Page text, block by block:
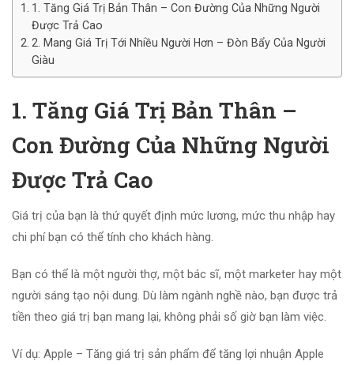
1. Tăng Giá Trị Bản Thân – Con Đường Của Những Người
Được Trả Cao
2. Mang Giá Trị Tới Nhiều Người Hơn – Đòn Bẩy Của Người
Giàu
1. Tăng Giá Trị Bản Thân –
Con Đường Của Những Người
Được Trả Cao
Giá trị của bạn là thứ quyết định mức lương, mức thu nhập hay
chi phí bạn có thể tính cho khách hàng.
Bạn có thể là một người thợ, một bác sĩ, một marketer hay một
người sáng tạo nội dung. Dù làm ngành nghề nào, bạn được trả
tiền theo giá trị bạn mang lại, không phải số giờ bạn làm việc.
Ví dụ: Apple – Tăng giá trị sản phẩm để tăng lợi nhuận Apple